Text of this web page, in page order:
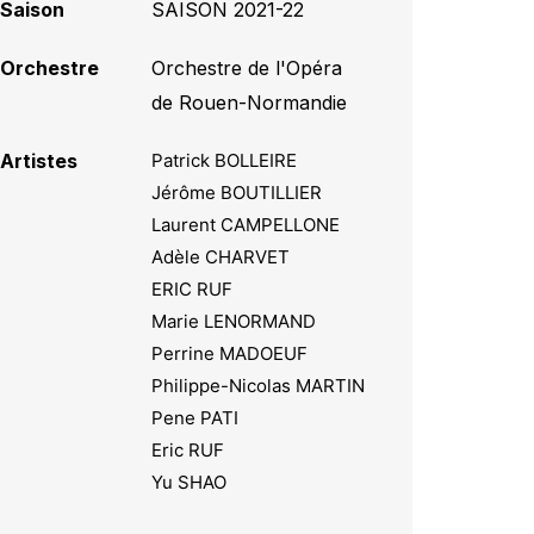
Saison SAISON 2021-22
Orchestre
Orchestre de l'Opéra
de Rouen-Normandie
Artistes
Patrick BOLLEIRE
Jérôme BOUTILLIER
Laurent CAMPELLONE
Adèle CHARVET
ERIC RUF
Marie LENORMAND
Perrine MADOEUF
Philippe-Nicolas MARTIN
Pene PATI
Eric RUF
Yu SHAO